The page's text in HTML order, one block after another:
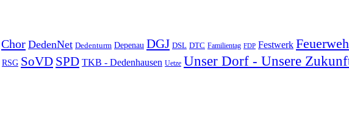
Chor DedenNet Dedenturm Depenau DGJ DSL DTC Familientag FDP Festwerk
RSG SoVD SPD TKB - Dedenhausen Uetze Unser Dorf - Unsere